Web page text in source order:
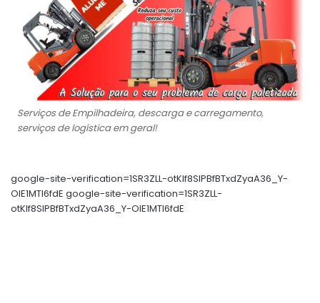
Serviços de Empilhadeira, descarga e carregamento,
serviços de logística em geral!
google-site-verification=1SR3ZLL-otKIf8SlPBfBTxdZyaA36_Y-
OIE1MTl6fdE google-site-verification=1SR3ZLL-
otKIf8SlPBfBTxdZyaA36_Y-OIE1MTl6fdE